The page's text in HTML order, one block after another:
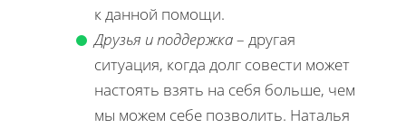
к данной помощи.
Друзья и поддержка– другая
ситуация, когда долг совести может
настоять взять на себя больше, чем
мы можем себе позволить. Наталья